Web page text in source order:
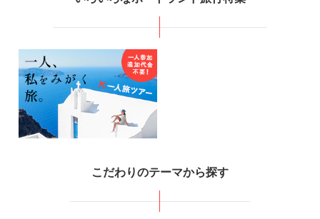
こだわりのテーマから探す